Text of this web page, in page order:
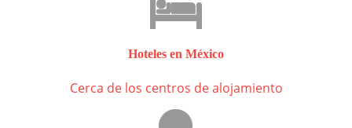
Hoteles en México
Cerca de los centros de alojamiento